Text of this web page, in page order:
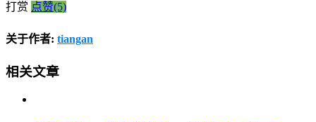
打赏 点赞(5)
关于作者: tiangan
相关文章